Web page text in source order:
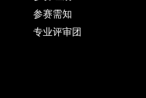
参赛需知
专业评审团